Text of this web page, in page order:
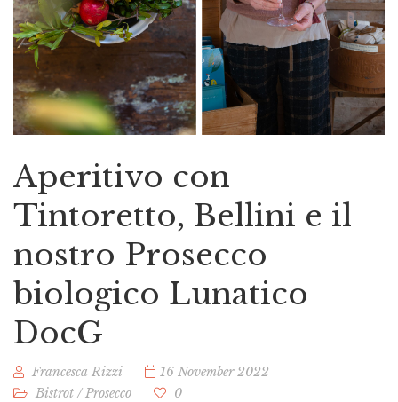
Aperitivo con
Tintoretto, Bellini e il
nostro Prosecco
biologico Lunatico
DocG
Francesca Rizzi
16 November 2022
Bistrot /Prosecco 0